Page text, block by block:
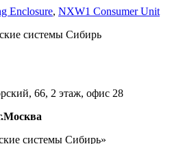
Enclosure, NXW1 Consumer Unit
системы Сибирь
66, 2 этаж, офис 28
системы Сибирь»